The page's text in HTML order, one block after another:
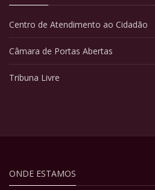
Centro de Atendimento ao Cidadão
Câmara de Portas Abertas
Tribuna Livre
ONDE ESTAMOS